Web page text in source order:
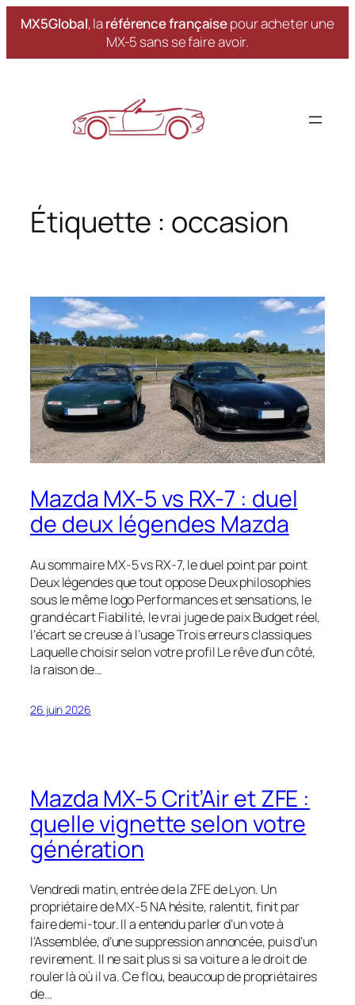
MX5Global, laréférence françaisepour acheter une
MX-5 sans se faire avoir.
Étiquette : occasion
Mazda MX-5 vs RX-7 : duel
de deux légendes Mazda
Au sommaire MX-5 vs RX-7, le duel point par point
Deux légendes que tout oppose Deux philosophies
sous le même logo Performances et sensations, le
grand écart Fiabilité, le vrai juge de paix Budget réel,
l’écart se creuse à l’usage Trois erreurs classiques
Laquelle choisir selon votre profil Le rêve d’un côté,
la raison de…
26 juin 2026
Mazda MX-5 Crit’Air et ZFE :
quelle vignette selon votre
génération
Vendredi matin, entrée de la ZFE de Lyon. Un
propriétaire de MX-5 NA hésite, ralentit, finit par
faire demi-tour. Il a entendu parler d’un vote à
l’Assemblée, d’une suppression annoncée, puis d’un
revirement. Il ne sait plus si sa voiture a le droit de
rouler là où il va. Ce flou, beaucoup de propriétaires
de…